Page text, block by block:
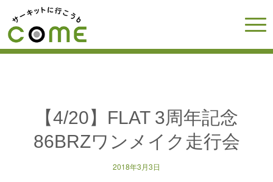
【4/20】FLAT 3周年記念
86BRZワンメイク走行会
2018年3月3日